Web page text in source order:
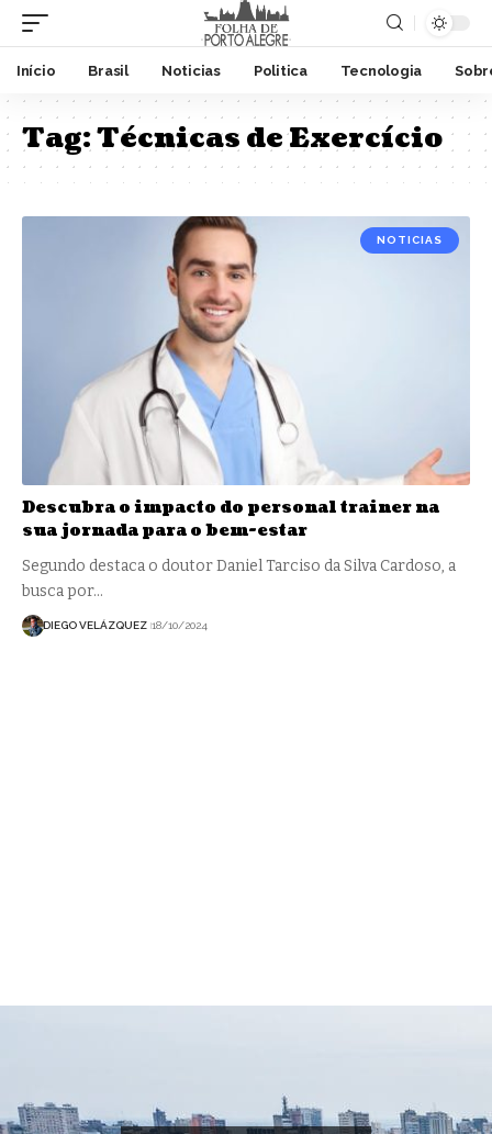
Início Brasil Noticias Politica Tecnologia
Tag:Técnicas de Exercício
NOTICIAS
Descubra o impacto do personal trainer na
sua jornada para o bem-estar
Segundo destaca o doutor Daniel Tarciso da Silva Cardoso, a
busca por…
DIEGO VELÁZQUEZ 18/10/2024